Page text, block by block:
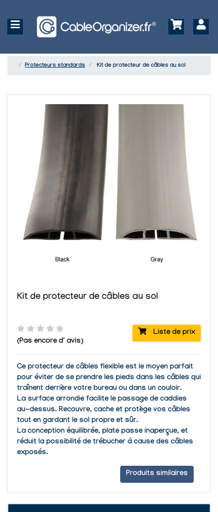
Protecteurs standards Kit de protecteur de câbles au sol
Kit de protecteur de câbles au sol
Liste de prix
(Pas encore d' avis)
Ce protecteur de câbles flexible est le moyen parfait
pour éviter de se prendre les pieds dans les câbles qui
traînent derrière votre bureau ou dans un couloir.
La surface arrondie facilite le passage de caddies
au-dessus. Recouvre, cache et protège vos câbles
tout en gardant le sol propre et sûr.
La conception équilibrée, plate passe inaperçue, et
réduit la possibilité de trébucher à cause des câbles
exposés.
Produits similaires